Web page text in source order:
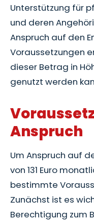
Unterstützung für
und deren
Anspruch auf den
Voraussetzungen
dieser Betrag in
genutzt werden
Anspruch
Um Anspruch auf
von 131 Euro
bestimmte
Zunächst ist es
Berechtigung zum